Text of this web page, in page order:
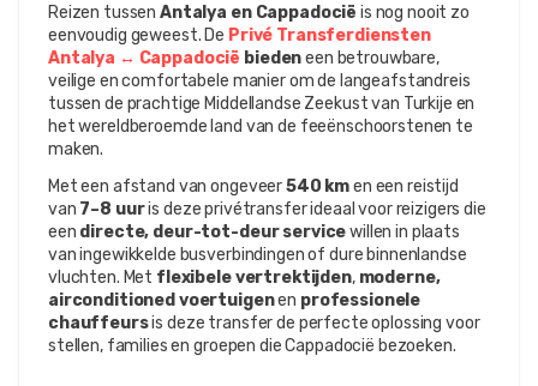
Reizen tussen Antalya en Cappadocië is nog nooit zo
eenvoudig geweest. De Privé Transferdiensten
Antalya ↔ Cappadocië bieden een betrouwbare,
veilige en comfortabele manier om de langeafstandreis
tussen de prachtige Middellandse Zeekust van Turkije en
het wereldberoemde land van de feeënschoorstenen te
maken.
Met een afstand van ongeveer 540 km en een reistijd
van 7–8 uur is deze privétransfer ideaal voor reizigers die
een directe, deur-tot-deur service willen in plaats
van ingewikkelde busverbindingen of dure binnenlandse
vluchten. Met flexibele vertrektijden, moderne,
airconditioned voertuigen en professionele
chauffeurs is deze transfer de perfecte oplossing voor
stellen, families en groepen die Cappadocië bezoeken.